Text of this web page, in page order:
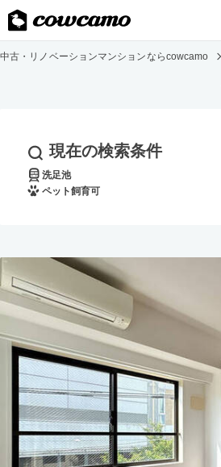
中古・リノベーションマンションならcowcamo
現在の検索条件
洗足池
ペット飼育可